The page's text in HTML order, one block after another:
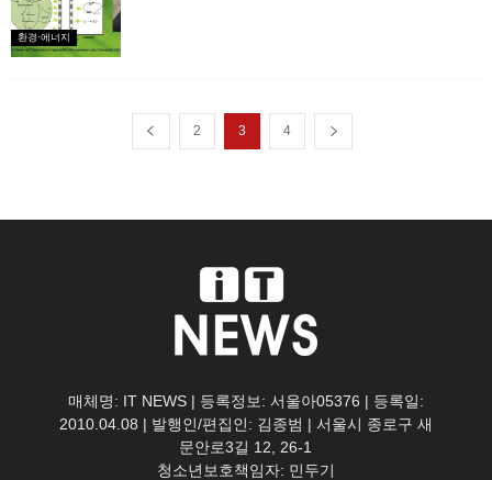
환경·에너지
2 3 4
매체명: IT NEWS | 등록정보: 서울아05376 | 등록일:
2010.04.08 | 발행인/편집인: 김종범 | 서울시 종로구 새
문안로3길 12, 26-1
청소년보호책임자: 민두기